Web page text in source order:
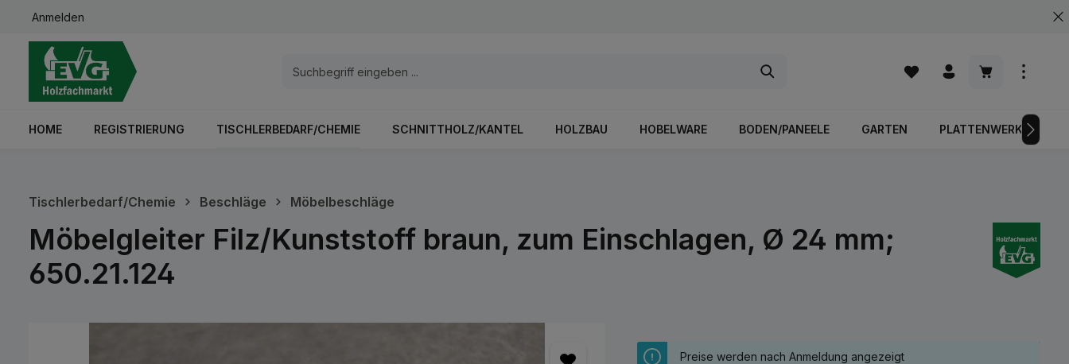
Zur Hauptnavigation springen
Anmelden
Warenkorb
HOME REGISTRIERUNG TISCHLERBEDARF/CHEMIE SCHNITTHOLZ/KANTEL HOLZBAU HOBELWARE BODEN/PANEELE GARTEN PLATTENWERKSTOFFE
Tischlerbedarf/Chemie Beschläge Möbelbeschläge
Möbelgleiter Filz/Kunststoff braun, zum Einschlagen, Ø 24 mm;
650.21.124
Preise werden nach Anmeldung angezeigt